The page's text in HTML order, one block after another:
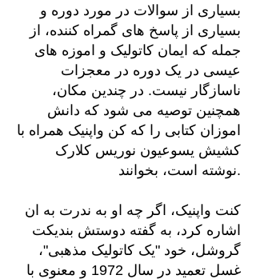
بسیاری از سوالات در مورد دوره و
بسیاری از پاسخ های گمراه کننده، از
جمله که ایمان کاتولیک و اموزه های
عیسی در یک دوره در معجزات
ناسازگار نیست. در چندین مکان،
همچنین توصیه می شود که دانش
اموزان کتابی را که کن واپنیک همراه با
کشیش یسوعیون نوریس کلارک
نوشته است، بخوانند.
کنت واپنیک، اگر چه او به ندرت به ان
اشاره کرد، به گفته دوستش بندیکت
گروشل، خود "یک کاتولیک مذهبی"،
غسل تعمید در سال 1972 و معنوی با